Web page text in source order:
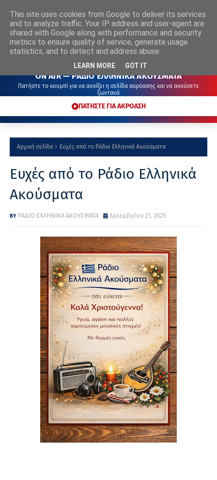
ΡΑΔΙΟ
ΕΛΛΗΝΙΚΑ ΑΚΟΥΣΜΑΤΑ
ON AIR — ΡΑΔΙΟ ΕΛΛΗΝΙΚΑ ΑΚΟΥΣΜΑΤΑ
Πατήστε το κουμπί για να ανοίξει η σελίδα ακρόασης και να ακούσετε
ζωντανά
ΠΑΤΗΣΤΕ ΓΙΑ ΑΚΡΟΑΣΗ
Αρχική σελίδα Ευχές από το Ράδιο Ελληνικά Ακούσματα
Ευχές από το Ράδιο Ελληνικά
Ακούσματα
ΡΑΔΙΟ ΕΛΛΗΝΙΚΑ ΑΚΟΥΣΜΑΤΑ Δεκεμβρίου 21, 2025
This site uses cookies from Google to deliver its services
and to analyze traffic. Your IP address and user-agent are
shared with Google along with performance and security
metrics to ensure quality of service, generate usage
statistics, and to detect and address abuse.
LEARN MORE GOT IT